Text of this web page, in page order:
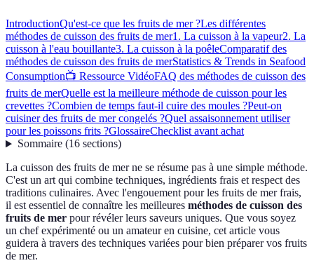
IntroductionQu'est-ce que les fruits de mer ?Les différentes
méthodes de cuisson des fruits de mer1. La cuisson à la vapeur2. La
cuisson à l'eau bouillante3. La cuisson à la poêleComparatif des
méthodes de cuisson des fruits de merStatistics & Trends in Seafood
Consumption📺 Ressource VidéoFAQ des méthodes de cuisson des
fruits de merQuelle est la meilleure méthode de cuisson pour les
crevettes ?Combien de temps faut-il cuire des moules ?Peut-on
cuisiner des fruits de mer congelés ?Quel assaisonnement utiliser
pour les poissons frits ?GlossaireChecklist avant achat
Sommaire(16 sections)
La cuisson des fruits de mer ne se résume pas à une simple méthode.
C'est un art qui combine techniques, ingrédients frais et respect des
traditions culinaires. Avec l'engouement pour les fruits de mer frais,
il est essentiel de connaître les meilleures méthodes de cuisson des
fruits de mer pour révéler leurs saveurs uniques. Que vous soyez
un chef expérimenté ou un amateur en cuisine, cet article vous
guidera à travers des techniques variées pour bien préparer vos fruits
de mer.